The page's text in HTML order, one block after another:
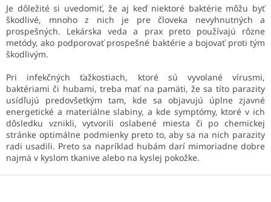
Je dôležité si uvedomiť, že aj keď niektoré baktérie môžu byť
škodlivé, mnoho z nich je pre človeka nevyhnutných a
prospešných. Lekárska veda a prax preto používajú rôzne
metódy, ako podporovať prospešné baktérie a bojovať proti tým
škodlivým.
Pri infekčných ťažkostiach, ktoré sú vyvolané vírusmi,
baktériami či hubami, treba mať na pamäti, že sa títo parazity
usídľujú predovšetkým tam, kde sa objavujú úplne zjavné
energetické a materiálne slabiny, a kde symptómy, ktoré v ich
dôsledku vznikli, vytvorili oslabené miesta či po chemickej
stránke optimálne podmienky preto to, aby sa na nich parazity
radi usadili. Preto sa napríklad hubám darí mimoriadne dobre
najmä v kyslom tkanive alebo na kyslej pokožke.
Z